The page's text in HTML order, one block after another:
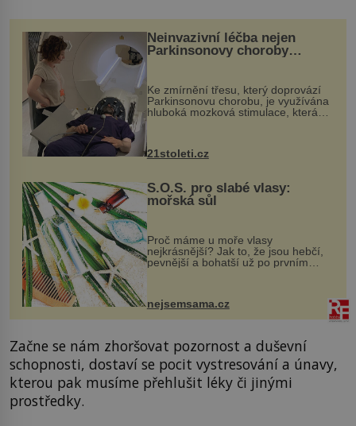
Neinvazivní léčba nejen
Parkinsonovy choroby
Ke zmírnění třesu, který doprovází
Parkinsonovu chorobu, je využívána
hluboká mozková stimulace, která
však vyžaduje vysoce invazivní
zákrok. Ultrazvuk zase není vhodný
k dostatečně přesnému zacílení ...
21stoleti.cz
S.O.S. pro slabé vlasy:
mořská sůl
Proč máme u moře vlasy
nejkrásnější? Jak to, že jsou hebčí,
pevnější a bohatší už po prvním
vlasy. ...
nejsemsama.cz
Začne se nám zhoršovat pozornost a duševní
schopnosti, dostaví se pocit vystresování a únavy,
kterou pak musíme přehlušit léky či jinými
prostředky.